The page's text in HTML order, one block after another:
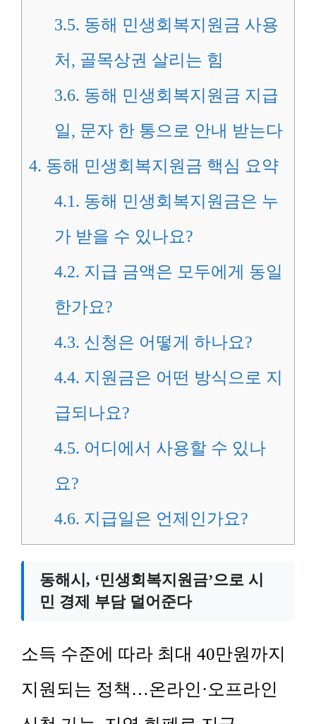
3.5. 동해 민생회복지원금 사용
처, 골목상권 살리는 힘
3.6. 동해 민생회복지원금 지급
일, 문자 한 통으로 안내 받는다
4. 동해 민생회복지원금 핵심 요약
4.1. 동해 민생회복지원금은 누
가 받을 수 있나요?
4.2. 지급 금액은 모두에게 동일
한가요?
4.3. 신청은 어떻게 하나요?
4.4. 지원금은 어떤 방식으로 지
급되나요?
4.5. 어디에서 사용할 수 있나
요?
4.6. 지급일은 언제인가요?
동해시, ‘민생회복지원금’으로 시
민 경제 부담 덜어준다
소득 수준에 따라 최대 40만원까지
지원되는 정책…온라인·오프라인